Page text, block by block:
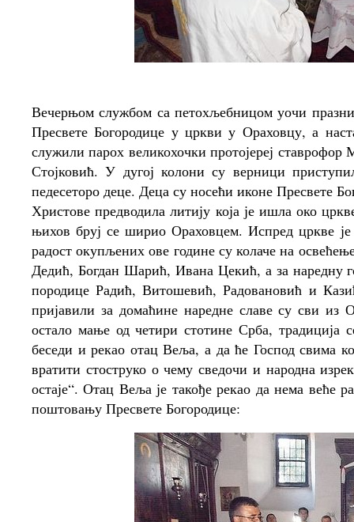
Вечерњом службом са петохљебницом уочи
Пресвете Богородице у цркви у Ораховцу, а
служили парох великохочки протојереј
Стојковић. У дугој колони су верници
педесеторо деце. Деца су носећи иконе Пресвете
Христове предводила литију која је ишла око
њихов бруј се ширио Ораховцем. Испред цркве
радост окупљених ове године су колаче на
Дедић, Богдан Шарић, Ивана Цекић, а за наредну
породице Радић, Витошевић, Радовановић и
пријавили за домаћине наредне славе су сви
остало мање од четири стотине Срба,
беседи и рекао отац Веља, а да ће Господ свима
вратити стоструко о чему сведочи и народна
остаје“. Отац Веља је такође рекао да нема веће
поштовању Пресвете Богородице: